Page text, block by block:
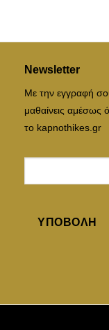
Newsletter
Με την εγγραφή
μαθαίνεις αμέσως
το kapnothikes.gr
ΥΠΟΒΟΛΉ